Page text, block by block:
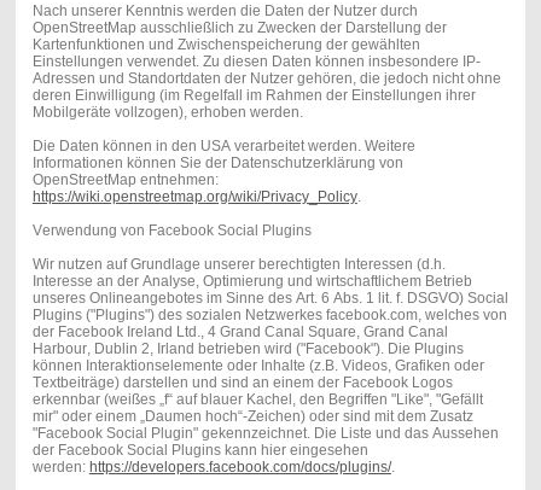
Nach unserer Kenntnis werden die Daten der Nutzer durch
OpenStreetMap ausschließlich zu Zwecken der Darstellung der
Kartenfunktionen und Zwischenspeicherung der gewählten
Einstellungen verwendet. Zu diesen Daten können insbesondere IP-
Adressen und Standortdaten der Nutzer gehören, die jedoch nicht ohne
deren Einwilligung (im Regelfall im Rahmen der Einstellungen ihrer
Mobilgeräte vollzogen), erhoben werden.
Die Daten können in den USA verarbeitet werden. Weitere
Informationen können Sie der Datenschutzerklärung von
OpenStreetMap entnehmen:
https://wiki.openstreetmap.org/wiki/Privacy_Policy.
Verwendung von Facebook Social Plugins
Wir nutzen auf Grundlage unserer berechtigten Interessen (d.h.
Interesse an der Analyse, Optimierung und wirtschaftlichem Betrieb
unseres Onlineangebotes im Sinne des Art. 6 Abs. 1 lit. f. DSGVO) Social
Plugins ("Plugins") des sozialen Netzwerkes facebook.com, welches von
der Facebook Ireland Ltd., 4 Grand Canal Square, Grand Canal
Harbour, Dublin 2, Irland betrieben wird ("Facebook"). Die Plugins
können Interaktionselemente oder Inhalte (z.B. Videos, Grafiken oder
Textbeiträge) darstellen und sind an einem der Facebook Logos
erkennbar (weißes „f“ auf blauer Kachel, den Begriffen "Like", "Gefällt
mir" oder einem „Daumen hoch“-Zeichen) oder sind mit dem Zusatz
"Facebook Social Plugin" gekennzeichnet. Die Liste und das Aussehen
der Facebook Social Plugins kann hier eingesehen
werden: https://developers.facebook.com/docs/plugins/.